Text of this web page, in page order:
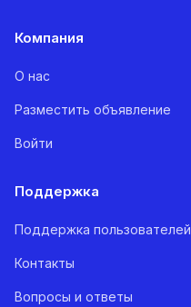
Компания
О нас
Разместить объявление
Войти
Поддержка
Поддержка пользователей
Контакты
Вопросы и ответы